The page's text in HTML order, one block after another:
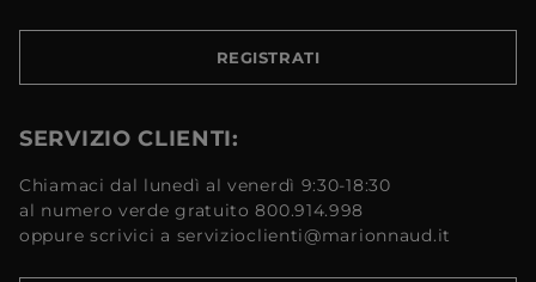
REGISTRATI
SERVIZIO CLIENTI:
Chiamaci dal lunedì al venerdì 9:30-18:30
al numero verde gratuito 800.914.998
oppure scrivici a servizioclienti@marionnaud.it